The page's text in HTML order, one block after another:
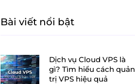
Bài viết nổi bật
Dịch vụ Cloud VPS là
gì? Tìm hiểu cách quản
trị VPS hiệu quả